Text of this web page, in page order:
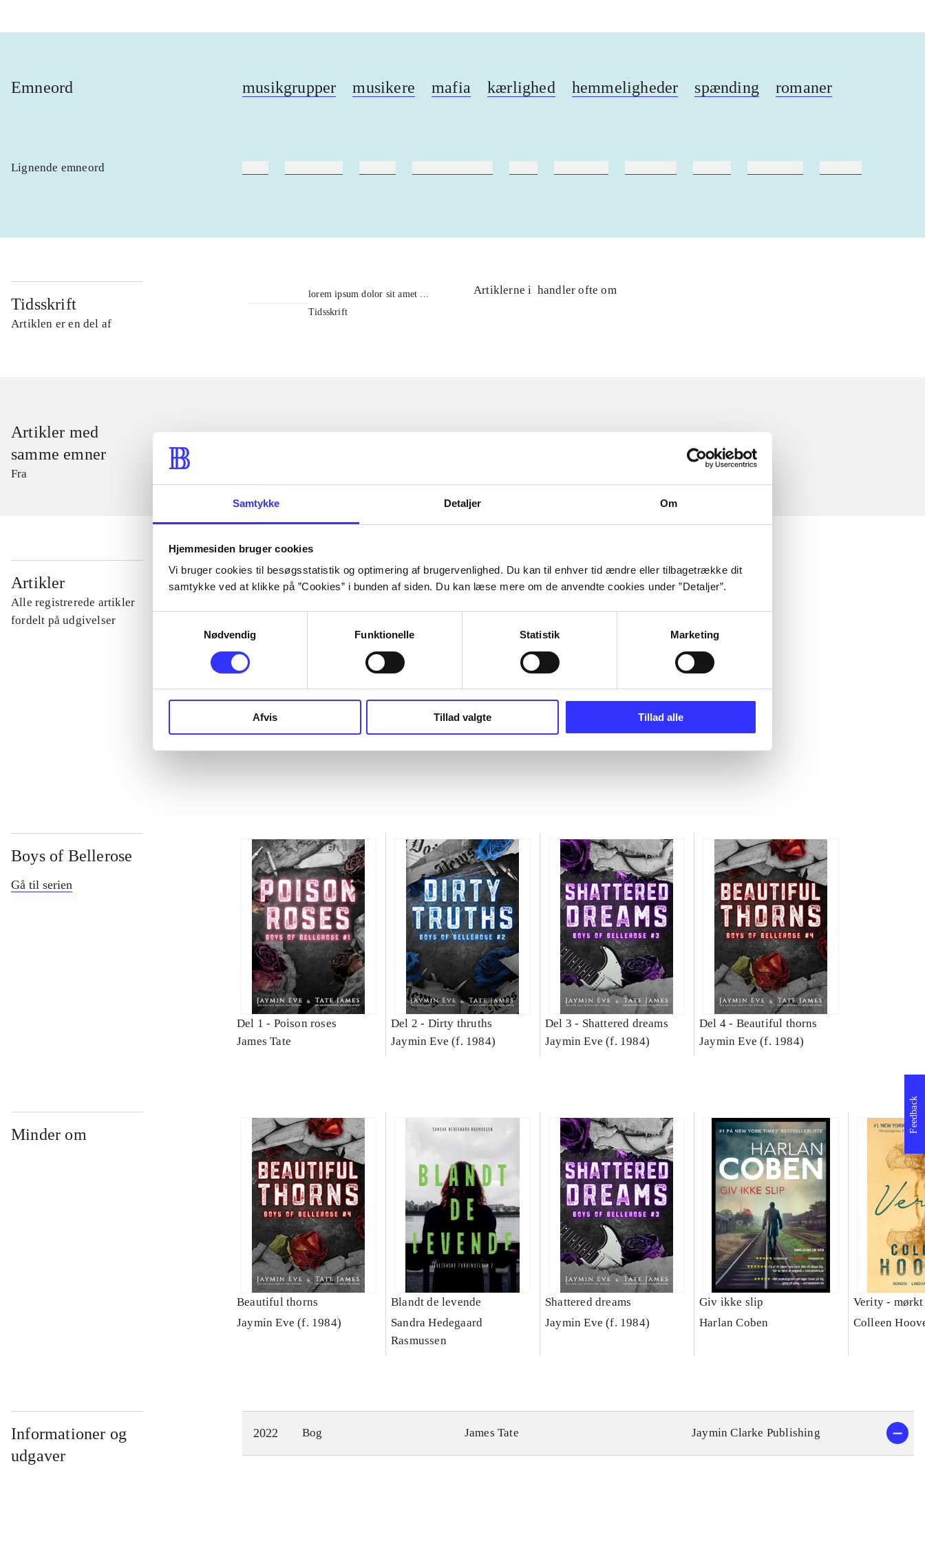
Samtykke Detaljer Om
Hjemmesiden bruger cookies
Vi bruger cookies til besøgsstatistik og optimering af brugervenlighed. Du kan til enhver tid ændre eller tilbagetrække dit
samtykke ved at klikke på ”Cookies” i bunden af siden. Du kan læse mere om de anvendte cookies under ”Detaljer”.
Nødvendig
Funktionelle Statistik Marketing
Afvis Tillad valgte Tillad alle
Emneord musikgrupper musikere mafia kærlighed hemmeligheder spænding romaner
Lignende emneord
Tidsskrift
Artiklen er en del af
lorem ipsum dolor sit amet ...
Tidsskrift
Artiklerne i handler ofte om
Artikler med
samme emner
Fra
Artikler
Alle registrerede artikler
fordelt på udgivelser
...
...
...
Boys of Bellerose
Gå til serien
Del 1 - Poison roses
James Tate
Del 2 - Dirty thruths
Jaymin Eve (f. 1984)
Del 3 - Shattered dreams
Jaymin Eve (f. 1984)
Del 4 - Beautiful thorns
Jaymin Eve (f. 1984)
Minder om
Beautiful thorns
Jaymin Eve (f. 1984)
Blandt de levende
Sandra Hedegaard
Rasmussen
Shattered dreams
Jaymin Eve (f. 1984)
Giv ikke slip
Harlan Coben
Verity - mørkt
Colleen
Informationer og
udgaver
2022 Bog James Tate Jaymin Clarke Publishing
Feedback